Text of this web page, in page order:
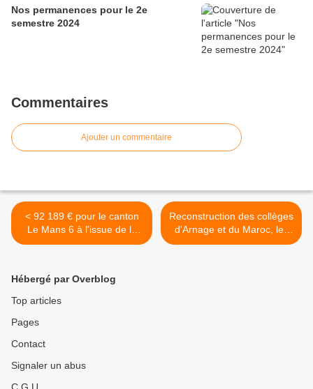
Nos permanences pour le 2e
semestre 2024
Commentaires
Ajouter un commentaire
< 92 189 € pour le canton
Le Mans 6 à l'issue de la
CP de décembre 2016
Reconstruction des collèges
d'Arnage et du Maroc, les
travaux débuteront dès cet
Hébergé par Overblog
Top articles
Pages
Contact
Signaler un abus